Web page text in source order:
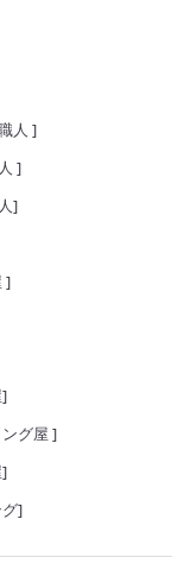
人 ]
]
]
]
]
グ屋 ]
]
]